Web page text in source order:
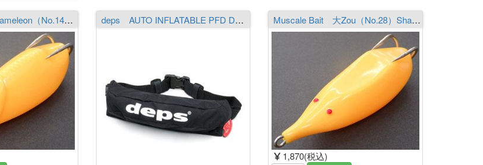
Muscale Bait Chameleon（No.14）STORONG FANGS-L L-Weight 仕様 MC Orange deps AUTO INFLATABLE PFD DPS-9320RS Muscale Bait 大Zou（No.28）Sharpfangs-XL L-Weight 仕様 MC Orange
1,870(税込)